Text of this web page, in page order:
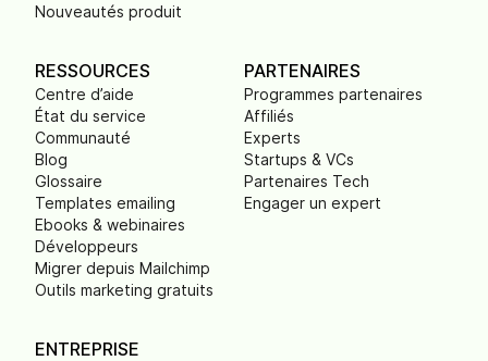
Nouveautés produit
RESSOURCES
Centre d’aide
État du service
Communauté
Blog
Glossaire
Templates emailing
Ebooks & webinaires
Développeurs
Migrer depuis Mailchimp
Outils marketing gratuits
PARTENAIRES
Programmes partenaires
Affiliés
Experts
Startups & VCs
Partenaires Tech
Engager un expert
ENTREPRISE